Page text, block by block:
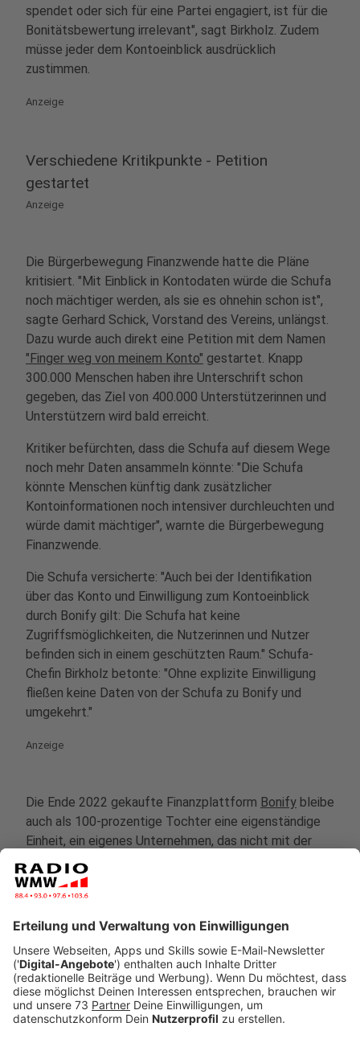
spendet oder sich für eine Partei engagiert, ist für die
Bonitätsbewertung irrelevant", sagt Birkholz. Zudem
müsse jeder dem Kontoeinblick ausdrücklich
zustimmen.
Anzeige
Verschiedene Kritikpunkte - Petition
gestartet
Anzeige
Die Bürgerbewegung Finanzwende hatte die Pläne
kritisiert. "Mit Einblick in Kontodaten würde die Schufa
noch mächtiger werden, als sie es ohnehin schon ist",
sagte Gerhard Schick, Vorstand des Vereins, unlängst.
Dazu wurde auch direkt eine Petition mit dem Namen
"Finger weg von meinem Konto" gestartet. Knapp
300.000 Menschen haben ihre Unterschrift schon
gegeben, das Ziel von 400.000 Unterstützerinnen und
Unterstützern wird bald erreicht.
Kritiker befürchten, dass die Schufa auf diesem Wege
noch mehr Daten ansammeln könnte: "Die Schufa
könnte Menschen künftig dank zusätzlicher
Kontoinformationen noch intensiver durchleuchten und
würde damit mächtiger", warnte die Bürgerbewegung
Finanzwende.
Die Schufa versicherte: "Auch bei der Identifikation
über das Konto und Einwilligung zum Kontoeinblick
durch Bonify gilt: Die Schufa hat keine
Zugriffsmöglichkeiten, die Nutzerinnen und Nutzer
befinden sich in einem geschützten Raum." Schufa-
Chefin Birkholz betonte: "Ohne explizite Einwilligung
fließen keine Daten von der Schufa zu Bonify und
umgekehrt."
Anzeige
Die Ende 2022 gekaufte Finanzplattform Bonify bleibe
auch als 100-prozentige Tochter eine eigenständige
Einheit, ein eigenes Unternehmen, das nicht mit der
Schufa verschmolzen werde. Allerdings gibt es noch
einen weiteren Kritikpunkt, nämlich der, dass Bonify
Kredite ohne Schufa-Auskunft beziehungsweise für
Menschen mit schlechter Schufa-Auskunft anböte.
Für teilweise hohe Zinssätze. Ein gefährliches
Unterfangen für Menschen, die sich im Vorfeld schon
verschuldet haben und dennoch auf Geld angewiesen
seien.